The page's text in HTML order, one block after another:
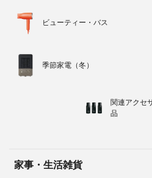
ビューティー・バス
季節家電（冬）
関連アクセ
品
家事・生活雑貨